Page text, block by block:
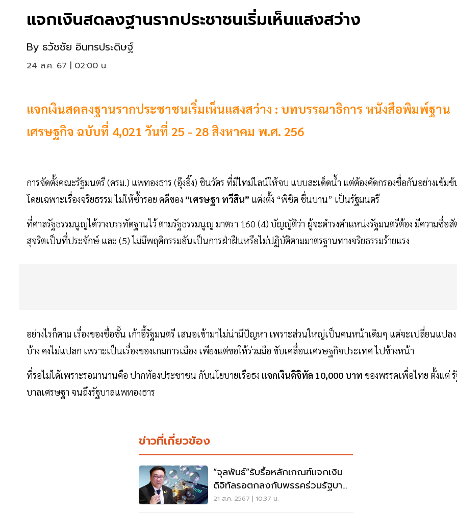
แจกเงินสดลงฐานรากประชาชนเริ่มเห็นแสงสว่าง
By ธวัชชัย อินทรประดิษฐ์
24 ส.ค. 67 | 02:00 น.
แจกเงินสดลงฐานรากประชาชนเริ่มเห็นแสงสว่าง : บทบรรณาธิการ หนังสือพิมพ์ฐาน
เศรษฐกิจ ฉบับที่ 4,021 วันที่ 25 - 28 สิงหาคม พ.ศ. 256
การจัดตั้งคณะรัฐมนตรี (ครม.) แพทองธาร (อุ๊งอิ๊ง) ชินวัตร ที่มีไทม์ไลน์ให้จบ แบบสะเด็ดนํ้า แต่ต้องคัดกรองชื่อกันอย่างเข้ม
โดยเฉพาะเรื่องจริยธรรม ไม่ให้ซํ้ารอย คดีของ “เศรษฐา ทวีสิน” แต่งตั้ง “พิชิต ชื่นบาน” เป็นรัฐมนตรี
ที่ศาลรัฐธรรมนูญได้วางบรรทัดฐานไว้ ตามรัฐธรรมนูญ มาตรา 160 (4) บัญญัติว่า ผู้จะดำรงตำแหน่งรัฐมนตรีต้อง มีความซื่อสั
สุจริตเป็นที่ประจักษ์ และ (5) ไม่มีพฤติกรรมอันเป็นการฝ่าฝืนหรือไม่ปฏิบัติตามมาตรฐานทางจริยธรรมร้ายแรง
อย่างไรก็ตาม เรื่องของชื่อชั้น เก้าอี้รัฐมนตรี เสนอเข้ามาไม่น่ามีปัญหา เพราะส่วนใหญ่เป็นคนหน้าเดิมๆ แต่จะเปลี่ยนแปลง
บ้าง คงไม่แปลก เพราะเป็นเรื่องของเกมการเมือง เพียงแต่ขอให้ร่วมมือ ขับเคลื่อนเศรษฐกิจประเทศ ไปข้างหน้า
ที่รอไม่ได้เพราะรอมานานคือ ปากท้องประชาชน กับนโยบายเรือธง แจกเงินดิจิทัล 10,000 บาท ของพรรคเพื่อไทย ตั้งแต่
บาลเศรษฐา จนถึงรัฐบาลแพทองธาร
ข่าวที่เกี่ยวข้อง
“จุลพันธ์”รับรื้อหลักเกณฑ์แจกเงิน
ดิจิทัลรอตกลงกับพรรคร่วมรัฐบาล
ก่อน
21 ส.ค. 2567 | 10:37 น.